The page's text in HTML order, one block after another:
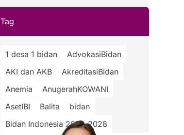
Tag
1 desa 1 bidan
AdvokasiBidan
AKI dan AKB
AkreditasiBidan
Anemia
AnugerahKOWANI
AsetIBI
Balita
bidan
Bidan Indonesia 2023-2028